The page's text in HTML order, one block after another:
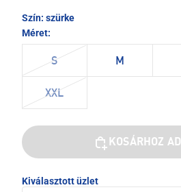
Szín: szürke
Méret:
S M
XXL
KOSÁRHOZ AD
Kiválasztott üzlet